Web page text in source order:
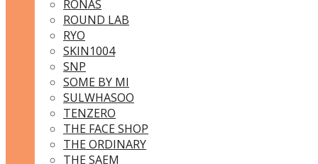
RONAS
ROUND LAB
RYO
SKIN1004
SNP
SOME BY MI
SULWHASOO
TENZERO
THE FACE SHOP
THE ORDINARY
THE SAEM